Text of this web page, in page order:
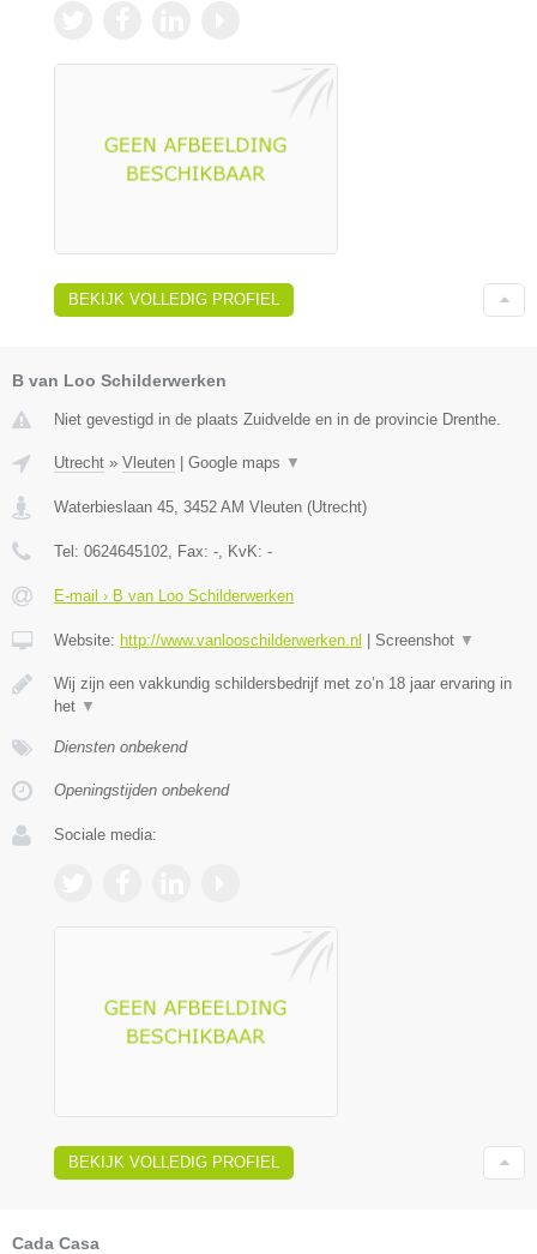
BEKIJK VOLLEDIG PROFIEL
B van Loo Schilderwerken
Niet gevestigd in de plaats Zuidvelde en in de provincie Drenthe.
Utrecht » Vleuten Google maps ▼
Waterbieslaan 45 3452 AM Vleuten (Utrecht)
Tel: 0624645102 , Fax: - , KvK: -
E-mail › B van Loo Schilderwerken
Website: http://www.vanlooschilderwerken.nl Screenshot ▼
Wij zijn een vakkundig schildersbedrijf met zo’n 18 jaar ervaring in
het ▼
Diensten onbekend
Openingstijden onbekend
Sociale media:
BEKIJK VOLLEDIG PROFIEL
Cada Casa